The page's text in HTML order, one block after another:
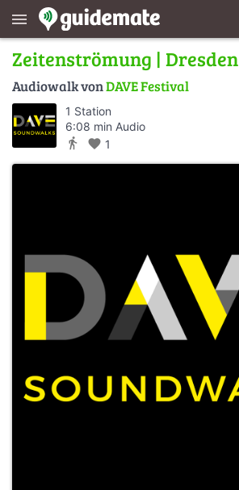
menu
Zeitenströmung | Dresden
Audiowalk vonDAVE Festival
1 Station
6:08 min Audio
directions_walk favorite 1